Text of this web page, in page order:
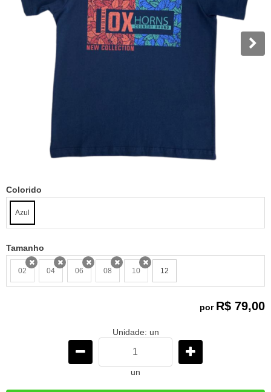
Colorido
Azul
Tamanho
02x 04x 06x 08x 10x 12
por R$ 79,00
Unidade: un
un